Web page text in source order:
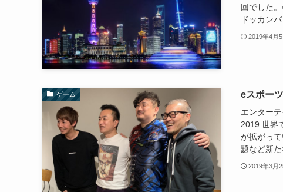
回でした
ドッカン
2019年4月5
ゲーム eスポー
エンター
2019 世界
が拡がっ
題など新た
2019年3月